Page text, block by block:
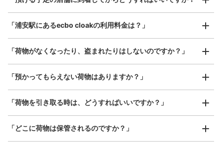
保管できる荷物数
大:2/ ¥700中:8/ ¥500小:29/ ¥400
お店で荷物の写真を
好立地 / 好条件店舗も多数
/ 日
器、ベビーカーなど）
「浦安駅にあるecbo cloakの利用料金は？」
「荷物がなくなったり、盗まれたりはしないのですか？」
「預かってもらえない荷物はありますか？」
「荷物を引き取る時は、どうすればいいですか？」
「どこに荷物は保管されるのですか？」